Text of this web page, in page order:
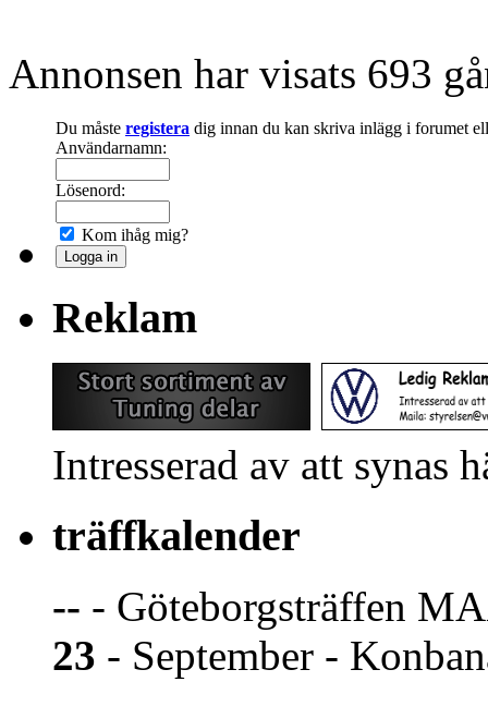
Annonsen har visats 693
Du måste registera dig innan du kan skriva inlägg i forumet
Användarnamn:
Lösenord:
Kom ihåg mig?
Reklam
Intresserad av att synas
träffkalender
-- - Göteborgsträffen
23 - September -